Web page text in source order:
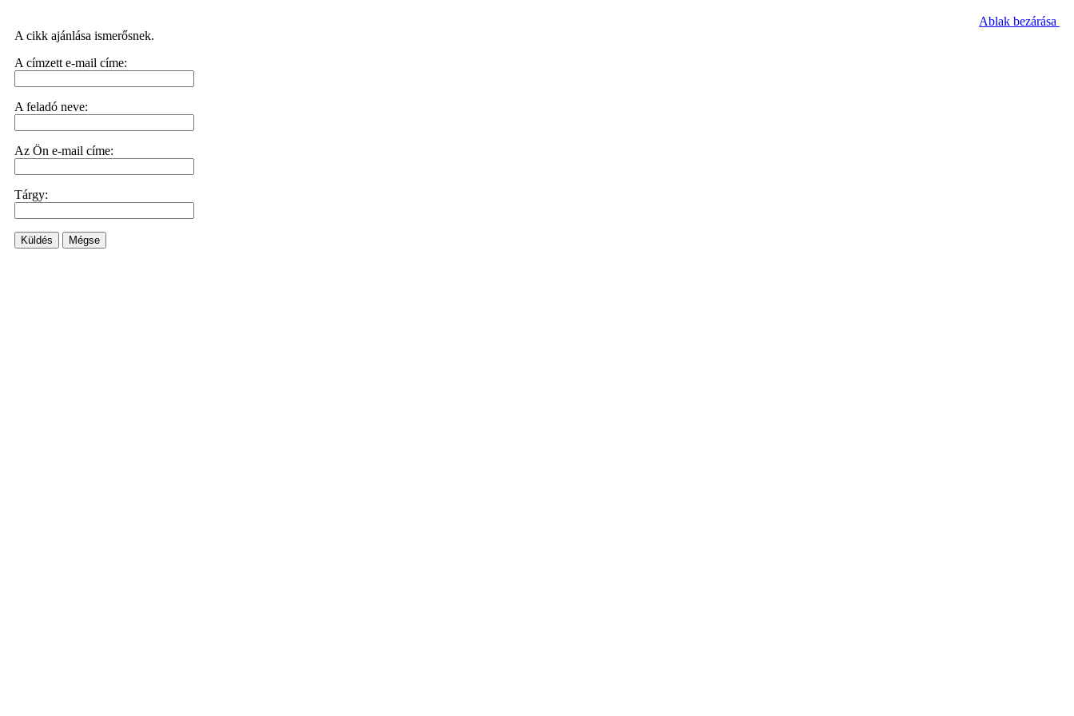
Ablak bezárása
A cikk ajánlása ismerősnek.
A címzett e-mail címe:
A feladó neve:
Az Ön e-mail címe:
Tárgy:
Küldés Mégse